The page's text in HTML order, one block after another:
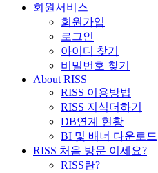
회원서비스
회원가입
로그인
아이디 찾기
비밀번호 찾기
About RISS
RISS 이용방법
RISS 지식더하기
DB연계 현황
BI 및 배너 다운로드
RISS 처음 방문 이세요?
RISS란?